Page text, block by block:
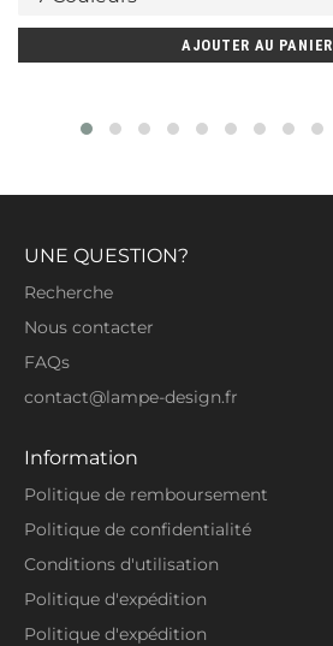
AJOUTER AU PANIER
UNE QUESTION?
Recherche
Nous contacter
FAQs
contact@lampe-design.fr
Information
Politique de remboursement
Politique de confidentialité
Conditions d'utilisation
Politique d'expédition
Politique d'expédition